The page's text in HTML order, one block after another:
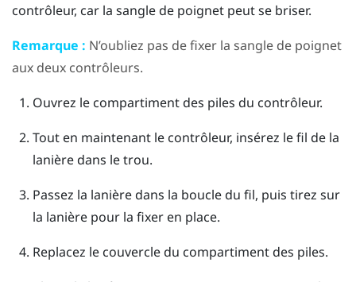
contrôleur, car la sangle de poignet peut se briser.
Remarque : N’oubliez pas de fixer la sangle de poignet
aux deux contrôleurs.
Ouvrez le compartiment des piles du contrôleur.
Tout en maintenant le contrôleur, insérez le fil de la
lanière dans le trou.
Passez la lanière dans la boucle du fil, puis tirez sur
la lanière pour la fixer en place.
Replacez le couvercle du compartiment des piles.